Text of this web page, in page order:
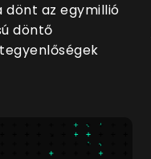
az egymillió
döntő